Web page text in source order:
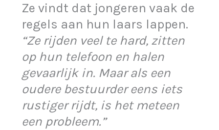
Ze vindt dat jongeren vaak de
regels aan hun laars lappen.
“Ze rijden veel te hard, zitten
op hun telefoon en halen
gevaarlijk in. Maar als een
oudere bestuurder eens iets
rustiger rijdt, is het meteen
een probleem.”